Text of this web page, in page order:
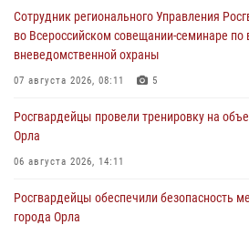
Сотрудник регионального Управления
во Всероссийском совещании-семинаре по
вневедомственной охраны
07 августа 2026, 08:11 5
Росгвардейцы провели тренировку на
Орла
06 августа 2026, 14:11
Росгвардейцы обеспечили безопасность
города Орла